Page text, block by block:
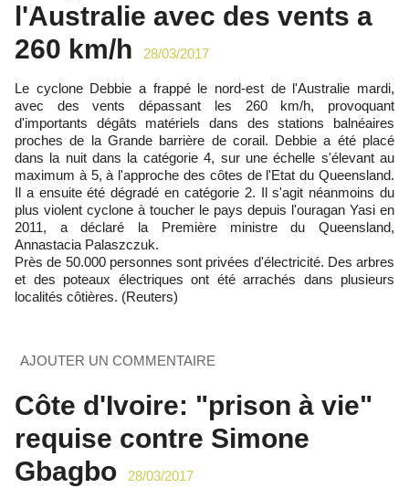
l'Australie avec des vents a
260 km/h
28/03/2017
Le cyclone Debbie a frappé le nord-est de l'Australie mardi,
avec des vents dépassant les 260 km/h, provoquant
d'importants dégâts matériels dans des stations balnéaires
proches de la Grande barrière de corail. Debbie a été placé
dans la nuit dans la catégorie 4, sur une échelle s'élevant au
maximum à 5, à l'approche des côtes de l'Etat du Queensland.
Il a ensuite été dégradé en catégorie 2. Il s'agit néanmoins du
plus violent cyclone à toucher le pays depuis l'ouragan Yasi en
2011, a déclaré la Première ministre du Queensland,
Annastacia Palaszczuk.
Près de 50.000 personnes sont privées d'électricité. Des arbres
et des poteaux électriques ont été arrachés dans plusieurs
localités côtières. (Reuters)
AJOUTER UN COMMENTAIRE
Côte d'Ivoire: "prison à vie"
requise contre Simone
Gbagbo
28/03/2017